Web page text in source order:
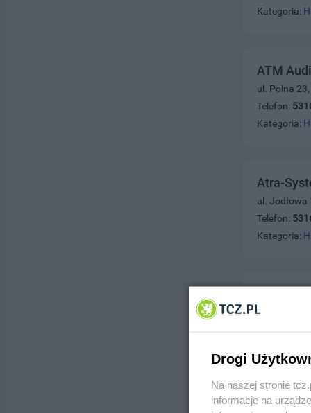
Kategoria:
ATM
ul. Polna
Telefon:
Kategoria:
Atra-
ul. Jodłowa
Telefon:
Kategoria:
ul. Orkana
Drogi
Na naszej stronie
informacje na